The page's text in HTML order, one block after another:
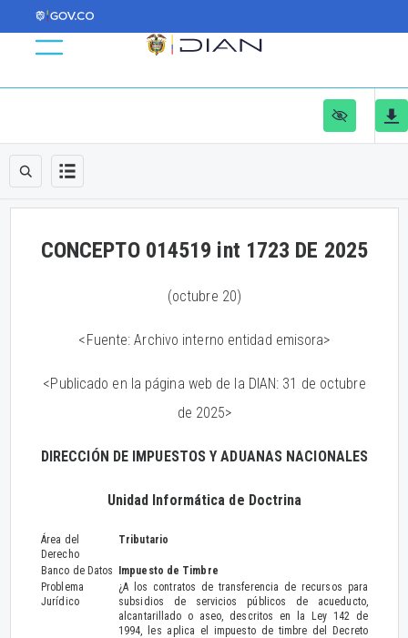
CONCEPTO 014519 int 1723 DE 2025
(octubre 20)
<Fuente: Archivo interno entidad emisora>
<Publicado en la página web de la DIAN: 31 de octubre
de 2025>
DIRECCIÓN DE IMPUESTOS Y ADUANAS NACIONALES
Unidad Informática de Doctrina
Área del
Derecho
Tributario
Banco de Datos
Impuesto de Timbre
Problema
Jurídico
¿A los contratos de transferencia de recursos para
subsidios de servicios públicos de acueducto,
alcantarillado o aseo, descritos en la Ley 142 de
1994, les aplica el impuesto de timbre del Decreto